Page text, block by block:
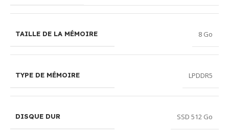
TAILLE DE LA MÉMOIRE 8 Go
TYPE DE MÉMOIRE LPDDR5
DISQUE DUR SSD 512 Go